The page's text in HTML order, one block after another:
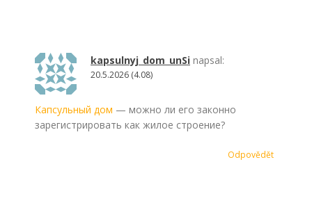
kapsulnyj_dom_unSi napsal:
20.5.2026 (4.08)
Капсульный дом — можно ли его законно
зарегистрировать как жилое строение?
Odpovědět